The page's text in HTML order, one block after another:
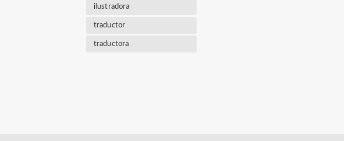
ilustradora
traductor
traductora